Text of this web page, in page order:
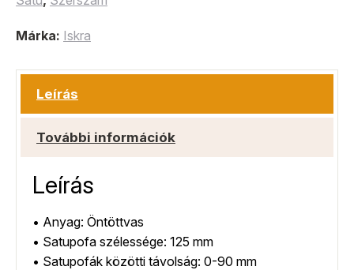
Márka: Iskra
Leírás
További információk
Leírás
• Anyag: Öntöttvas
• Satupofa szélessége: 125 mm
• Satupofák közötti távolság: 0-90 mm